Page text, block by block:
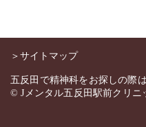
＞サイトマップ
五反田で精神科をお探しの際
© Jメンタル五反田駅前クリニ